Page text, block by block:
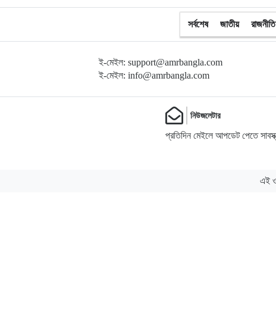
সর্বশেষ জাতীয় রাজনীতি
ই-মেইল: support@amrbangla.com
ই-মেইল: info@amrbangla.com
নিউজলেটার
প্রতিদিন মেইলে আপডেট পেতে
এই